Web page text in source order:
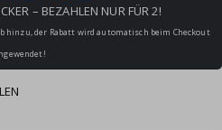
– BEZAHLEN NUR FÜR 2!
hinzu, der Rabatt wird automatisch beim Checkout